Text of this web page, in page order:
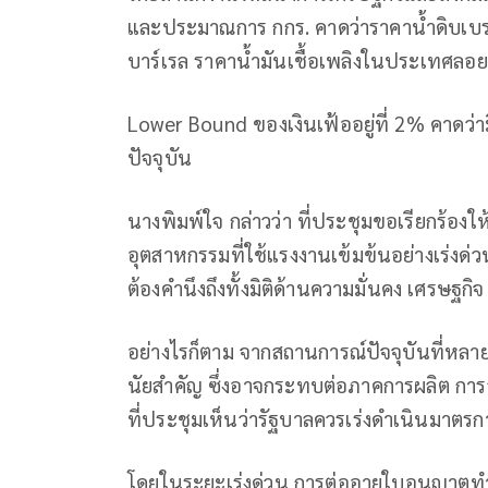
และประมาณการ กกร. คาดว่าราคาน้ำดิบ
บาร์เรล ราคาน้ำมันเชื้อเพลิงในประเทศลอ
Lower Bound ของเงินเฟ้ออยู่ที่ 2% คาด
ปัจจุบัน
นางพิมพ์ใจ กล่าวว่า ที่ประชุมขอเรียกร้อง
อุตสาหกรรมที่ใช้แรงงานเข้มข้นอย่างเร่งด่
ต้องคำนึงถึงทั้งมิติด้านความมั่นคง เศรษฐกิ
อย่างไรก็ตาม จากสถานการณ์ปัจจุบันที่หล
นัยสำคัญ ซึ่งอาจกระทบต่อภาคการผลิต กา
ที่ประชุมเห็นว่ารัฐบาลควรเร่งดำเนินมาตร
โดยในระยะเร่งด่วน การต่ออายุใบอนุญาต